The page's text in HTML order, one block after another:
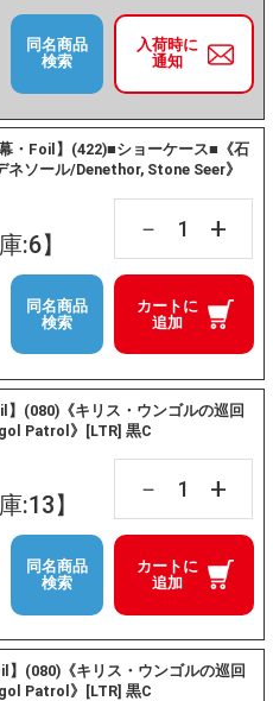
入荷時に
通知
同名商品
検索
幕・Foil】(422)■ショーケース■《石
ネソール/Denethor, Stone Seer》
:6】
－ +
カートに
追加
同名商品
検索
】(080)《キリス・ウンゴルの巡回
Patrol》[LTR] 黒C
:13】
－ +
カートに
追加
同名商品
検索
】(080)《キリス・ウンゴルの巡回
Patrol》[LTR] 黒C